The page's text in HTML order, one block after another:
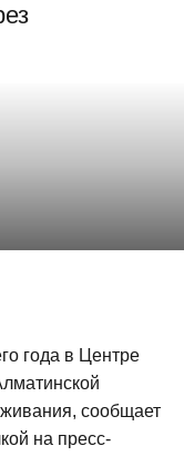
года в Центре
сообщает
на пресс-